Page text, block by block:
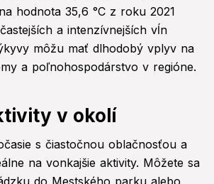
hodnota 35,6 °C z roku 2021
a intenzívnejších vĺn
môžu mať dlhodobý vplyv na
a poľnohospodárstvo v regióne.
v okolí
s čiastočnou oblačnosťou a
na vonkajšie aktivity. Môžete sa